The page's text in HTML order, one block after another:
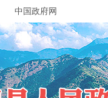
中国政府网